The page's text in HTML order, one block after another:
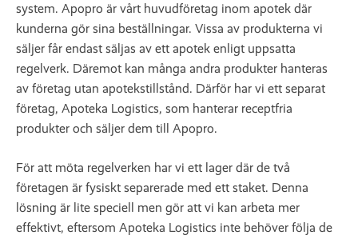
system. Apopro är vårt huvudföretag inom apotek där
kunderna gör sina beställningar. Vissa av produkterna vi
säljer får endast säljas av ett apotek enligt uppsatta
regelverk. Däremot kan många andra produkter hanteras
av företag utan apotekstillstånd. Därför har vi ett separat
företag, Apoteka Logistics, som hanterar receptfria
produkter och säljer dem till Apopro.
För att möta regelverken har vi ett lager där de två
företagen är fysiskt separerade med ett staket. Denna
lösning är lite speciell men gör att vi kan arbeta mer
effektivt, eftersom Apoteka Logistics inte behöver följa de